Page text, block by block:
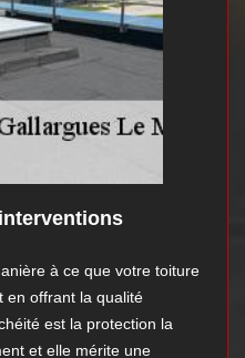
à ce que votre toiture
en offrant la qualité
est la protection la
et elle mérite une